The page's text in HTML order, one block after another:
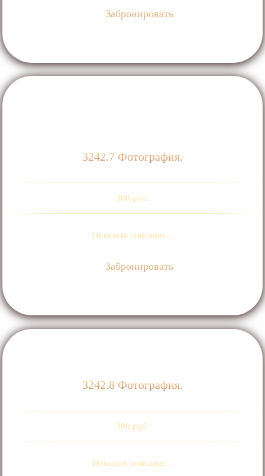
Забронировать
3242.7 Фотография.
300 руб.
Показать описание...
Забронировать
3242.8 Фотография.
300 руб.
Показать описание...